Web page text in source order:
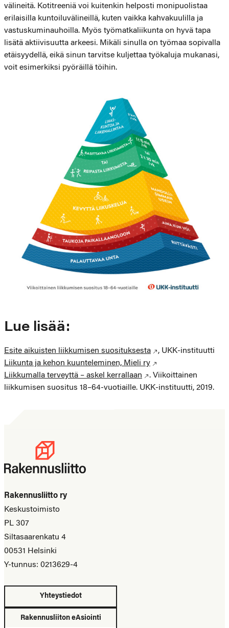
välineitä. Kotitreeniä voi kuitenkin helposti monipuolistaa
erilaisilla kuntoiluvälineillä, kuten vaikka kahvakuulilla ja
vastuskuminauhoilla. Myös työmatkaliikunta on hyvä tapa
lisätä aktiivisuutta arkeesi. Mikäli sinulla on työmaa sopivalla
etäisyydellä, eikä sinun tarvitse kuljettaa työkaluja mukanasi,
voit esimerkiksi pyöräillä töihin.
Lue lisää:
Esite aikuisten liikkumisen suosituksesta
, UKK-instituutti
Liikunta ja kehon kuunteleminen, Mieli ry
Liikkumalla terveyttä – askel kerrallaan
. Viikoittainen
liikkumisen suositus 18–64-vuotiaille. UKK-instituutti, 2019.
Rakennusliitto ry
Keskustoimisto
PL 307
Siltasaarenkatu 4
00531 Helsinki
Y-tunnus: 0213629-4
Yhteystiedot
Rakennusliiton eAsiointi